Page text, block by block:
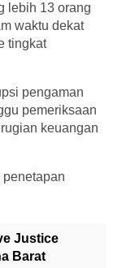
lebih 13 orang
waktu dekat
tingkat
pengaman
pemeriksaan
keuangan
Justice
Barat